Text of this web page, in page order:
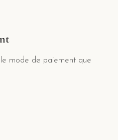
mode de paiement que